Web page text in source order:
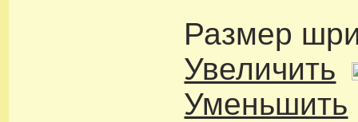
Размер
Увеличить
Уменьшить